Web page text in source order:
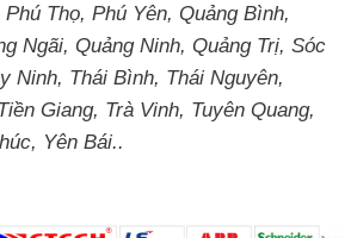
Thọ, Phú Yên, Quảng Bình,
Ngãi, Quảng Ninh, Quảng Trị, Sóc
Ninh, Thái Bình, Thái Nguyên,
Giang, Trà Vinh, Tuyên Quang,
Yên Bái..